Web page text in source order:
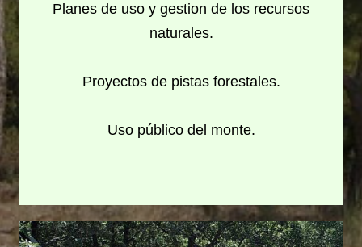
Planes de uso y gestion de los recursos
naturales.
Proyectos de pistas forestales.
Uso público del monte.